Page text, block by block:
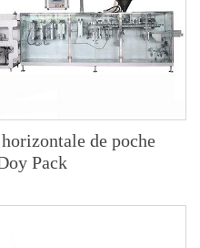
de poche
Pack